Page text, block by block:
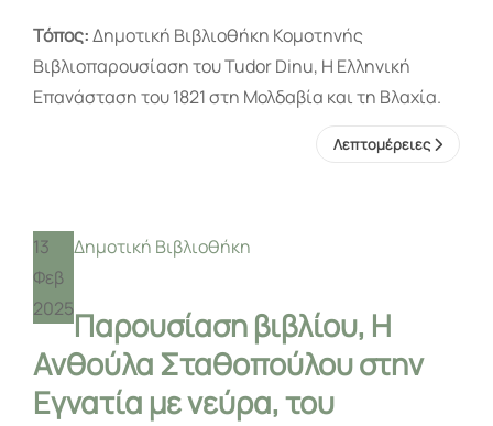
Τόπος:Δημοτική Βιβλιοθήκη Κομοτηνής
Βιβλιοπαρουσίαση του Tudor Dinu, Η Ελληνική
Επανάσταση του 1821 στη Μολδαβία και τη Βλαχία.
Λεπτομέρειες
13
Φεβ
2025
Δημοτική Βιβλιοθήκη
Παρουσίαση βιβλίου, H
Ανθούλα Σταθοπούλου στην
Εγνατία με νεύρα, του